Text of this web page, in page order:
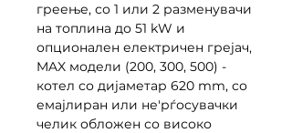
греење, со 1 или 2 разменувачи
на топлина до 51 kW и
опционален електричен грејач,
MAX модели (200, 300, 500) -
котел со дијаметар 620 mm, со
емајлиран или не'рѓосувачки
челик обложен со високо